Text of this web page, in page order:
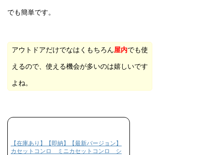
でも簡単です。
アウトドアだけでなはくもちろん屋内でも使
えるので、使える機会が多いのは嬉しいです
よね。
【在庫あり】【即納】【最新バージョン】
カセットコンロ ミニカセットコンロ シ